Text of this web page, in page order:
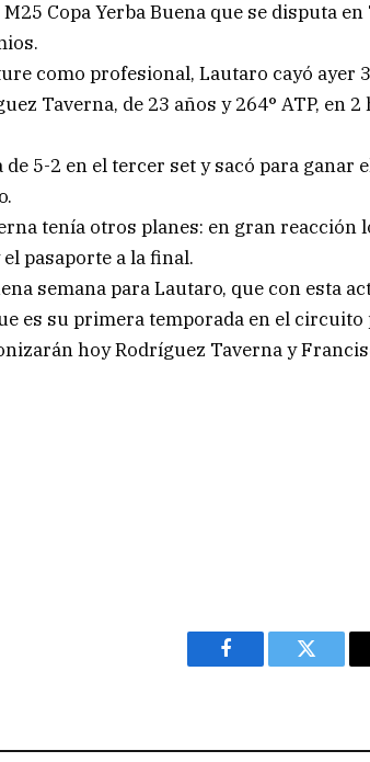
Copa Yerba Buena que se disputa
como profesional, Lautaro cayó ayer
Taverna, de 23 años y 264° ATP, en
5-2 en el tercer set y sacó para ganar
tenía otros planes: en gran
pasaporte a la final.
semana para Lautaro, que con esta
es su primera temporada en el circuito
hoy Rodríguez Taverna y
Facebook Twitter